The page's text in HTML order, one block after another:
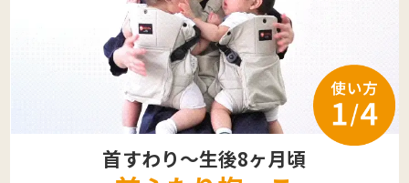
首すわり～生後8ヶ月頃